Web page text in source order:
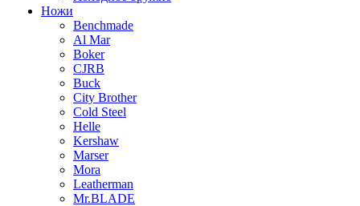
Ножи
Benchmade
Al Mar
Boker
CJRB
Buck
City Brother
Cold Steel
Helle
Kershaw
Marser
Mora
Leatherman
Mr.BLADE